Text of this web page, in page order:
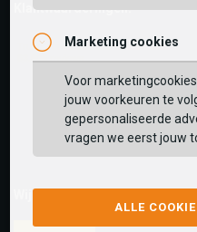
Klantwaarderingen:
Wij versturen met:
Marketing cookies
Voor
jouw voorkeuren te
gepersonaliseerde
vragen we eerst jouw
ALLE